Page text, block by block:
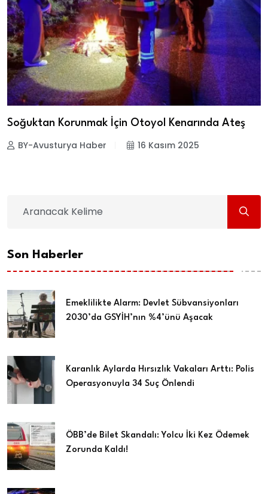
Soğuktan Korunmak İçin Otoyol Kenarında Ateş
BY-Avusturya Haber 16 Kasım 2025
Son Haberler
Emeklilikte Alarm: Devlet Sübvansiyonları
2030’da GSYİH’nın %4’ünü Aşacak
Karanlık Aylarda Hırsızlık Vakaları Arttı: Polis
Operasyonuyla 34 Suç Önlendi
ÖBB’de Bilet Skandalı: Yolcu İki Kez Ödemek
Zorunda Kaldı!